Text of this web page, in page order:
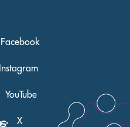
Facebook
Instagram
YouTube
X